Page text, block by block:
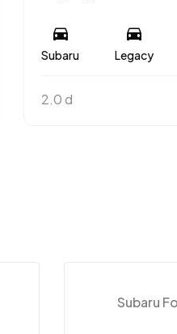
Subaru Legacy
2.0 d
Subaru